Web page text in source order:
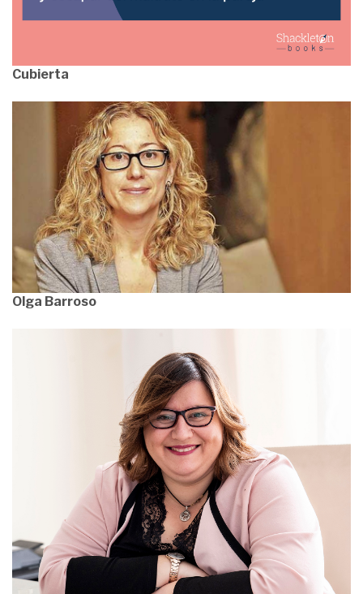
Cubierta
Olga Barroso